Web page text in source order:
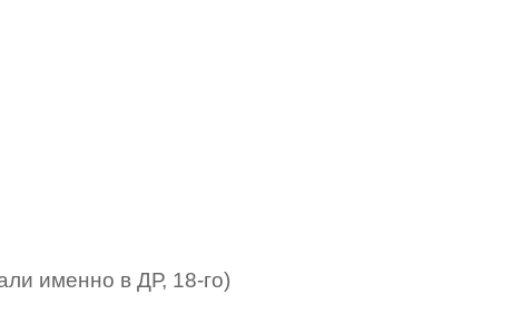
именно в ДР, 18-го)